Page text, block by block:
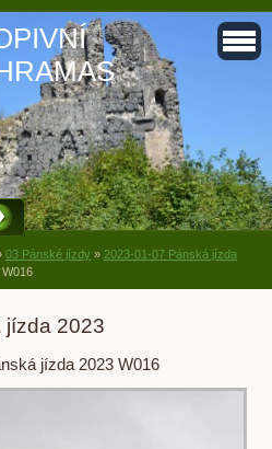
03 Pánské jízdy » 2023-01-07 Pánská jízda
jízda 2023
jízda 2023 W016